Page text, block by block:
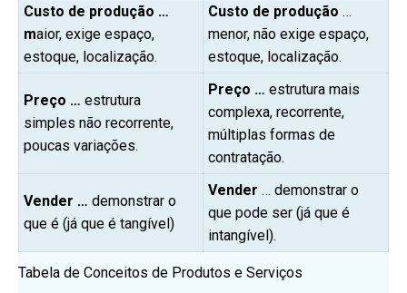
Custo de produção …
maior, exige espaço,
estoque, localização.
Custo de produção …
menor, não exige espaço,
estoque, localização.
Preço … estrutura
simples não recorrente,
poucas variações.
Preço … estrutura mais
complexa, recorrente,
múltiplas formas de
contratação.
Vender … demonstrar o
que é (já que é tangível)
Vender … demonstrar o
que pode ser (já que é
intangível).
Tabela de Conceitos de Produtos e Serviços